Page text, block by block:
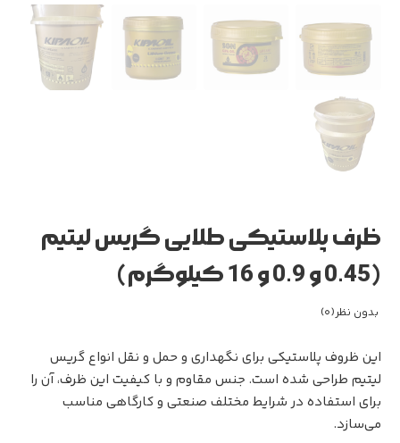
ظرف پلاستیکی طلایی گریس لیتیم
(0.45 و 0.9 و 16 کیلوگرم)
بدون نظر(0)
این ظروف پلاستیکی برای نگهداری و حمل و نقل انواع گریس
لیتیم طراحی شده است. جنس مقاوم و با کیفیت این ظرف، آن را
برای استفاده در شرایط مختلف صنعتی و کارگاهی مناسب
می‌سازد.